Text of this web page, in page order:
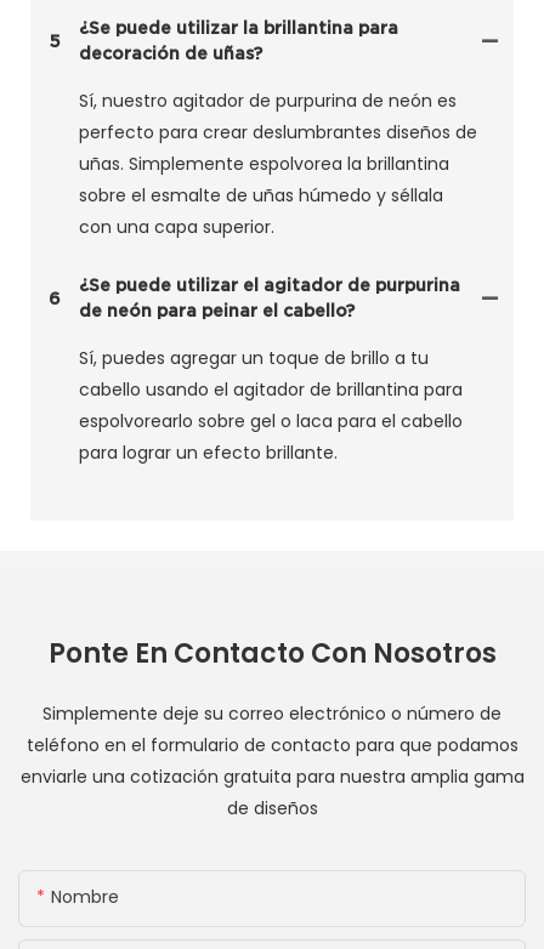
5
¿Se puede utilizar la brillantina para
decoración de uñas?
Sí, nuestro agitador de purpurina de neón es
perfecto para crear deslumbrantes diseños de
uñas. Simplemente espolvorea la brillantina
sobre el esmalte de uñas húmedo y séllala
con una capa superior.
6
¿Se puede utilizar el agitador de purpurina
de neón para peinar el cabello?
Sí, puedes agregar un toque de brillo a tu
cabello usando el agitador de brillantina para
espolvorearlo sobre gel o laca para el cabello
para lograr un efecto brillante.
Ponte En Contacto Con Nosotros
Simplemente deje su correo electrónico o número de
teléfono en el formulario de contacto para que podamos
enviarle una cotización gratuita para nuestra amplia gama
de diseños
Nombre